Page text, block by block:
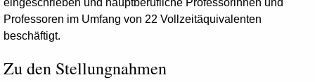
eingeschrieben und hauptberufliche Professorinnen und
Professoren im Umfang von 22 Vollzeitäquivalenten
beschäftigt.
Zu den Stellungnahmen